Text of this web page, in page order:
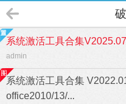
系统激活工具合集V2025.07
admin
系统激活工具合集
office2010/13/...